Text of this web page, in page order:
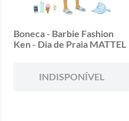
kgs
da embalagem (A x L x C): 34
podem variar entre as imagens
ilustrativas
03 meses contra defeitos de fabricação
Boneca - Barbie Fashion
Ken - Dia de Praia MATTEL
INDISPONÍVEL